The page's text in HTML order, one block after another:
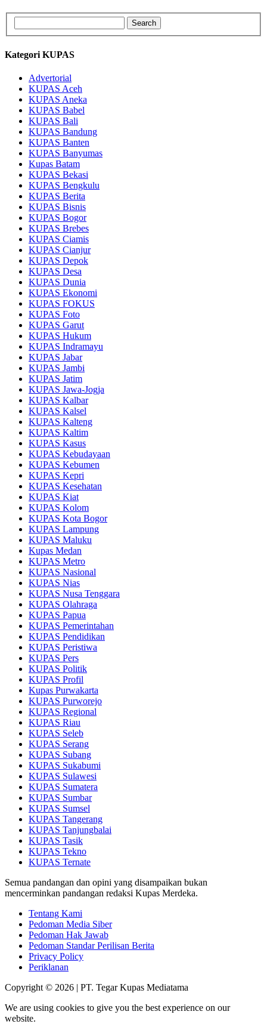
Kategori KUPAS
Advertorial
KUPAS Aceh
KUPAS Aneka
KUPAS Babel
KUPAS Bali
KUPAS Bandung
KUPAS Banten
KUPAS Banyumas
Kupas Batam
KUPAS Bekasi
KUPAS Bengkulu
KUPAS Berita
KUPAS Bisnis
KUPAS Bogor
KUPAS Brebes
KUPAS Ciamis
KUPAS Cianjur
KUPAS Depok
KUPAS Desa
KUPAS Dunia
KUPAS Ekonomi
KUPAS FOKUS
KUPAS Foto
KUPAS Garut
KUPAS Hukum
KUPAS Indramayu
KUPAS Jabar
KUPAS Jambi
KUPAS Jatim
KUPAS Jawa-Jogja
KUPAS Kalbar
KUPAS Kalsel
KUPAS Kalteng
KUPAS Kaltim
KUPAS Kasus
KUPAS Kebudayaan
KUPAS Kebumen
KUPAS Kepri
KUPAS Kesehatan
KUPAS Kiat
KUPAS Kolom
KUPAS Kota Bogor
KUPAS Lampung
KUPAS Maluku
Kupas Medan
KUPAS Metro
KUPAS Nasional
KUPAS Nias
KUPAS Nusa Tenggara
KUPAS Olahraga
KUPAS Papua
KUPAS Pemerintahan
KUPAS Pendidikan
KUPAS Peristiwa
KUPAS Pers
KUPAS Politik
KUPAS Profil
Kupas Purwakarta
KUPAS Purworejo
KUPAS Regional
KUPAS Riau
KUPAS Seleb
KUPAS Serang
KUPAS Subang
KUPAS Sukabumi
KUPAS Sulawesi
KUPAS Sumatera
KUPAS Sumbar
KUPAS Sumsel
KUPAS Tangerang
KUPAS Tanjungbalai
KUPAS Tasik
KUPAS Tekno
KUPAS Ternate
Semua pandangan dan opini yang disampaikan bukan
mencerminkan pandangan redaksi Kupas Merdeka.
Tentang Kami
Pedoman Media Siber
Pedoman Hak Jawab
Pedoman Standar Perilisan Berita
Privacy Policy
Periklanan
Copyright © 2026 | PT. Tegar Kupas Mediatama
We are using cookies to give you the best experience on our
website.